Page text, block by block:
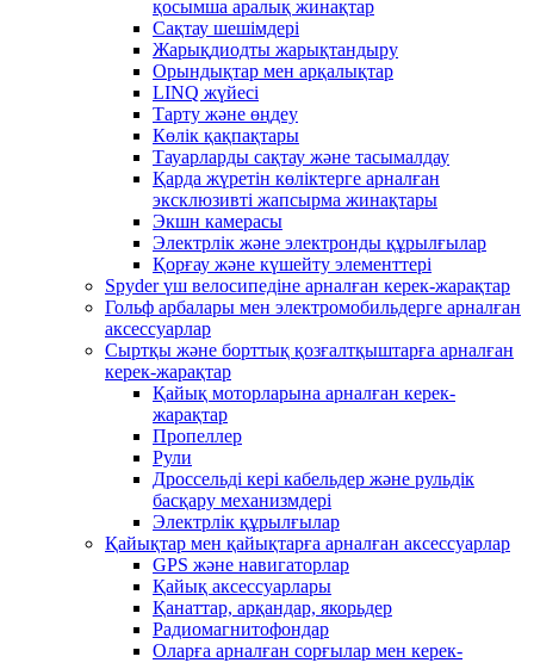
қосымша аралық жинақтар
Сақтау шешімдері
Жарықдиодты жарықтандыру
Орындықтар мен арқалықтар
LINQ жүйесі
Тарту және өңдеу
Көлік қақпақтары
Тауарларды сақтау және тасымалдау
Қарда жүретін көліктерге арналған
эксклюзивті жапсырма жинақтары
Экшн камерасы
Электрлік және электронды құрылғылар
Қорғау және күшейту элементтері
Spyder үш велосипедіне арналған керек-жарақтар
Гольф арбалары мен электромобильдерге арналған
аксессуарлар
Сыртқы және борттық қозғалтқыштарға арналған
керек-жарақтар
Қайық моторларына арналған керек-
жарақтар
Пропеллер
Рули
Дроссельді кері кабельдер және рульдік
басқару механизмдері
Электрлік құрылғылар
Қайықтар мен қайықтарға арналған аксессуарлар
GPS және навигаторлар
Қайық аксессуарлары
Қанаттар, арқандар, якорьдер
Радиомагнитофондар
Оларға арналған сорғылар мен керек-